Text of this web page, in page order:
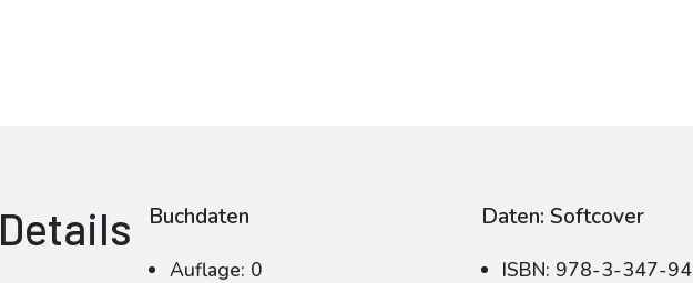
Details Buchdaten
Auflage: 0
Daten: Softcover
ISBN: 978-3-347-